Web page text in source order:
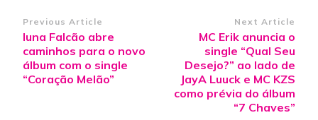
Post
Navigation
Previous Article
Iuna Falcão abre
caminhos para o novo
álbum com o single
“Coração Melão”
Next Article
MC Erik anuncia o
single “Qual Seu
Desejo?” ao lado de
JayA Luuck e MC KZS
como prévia do álbum
“7 Chaves”